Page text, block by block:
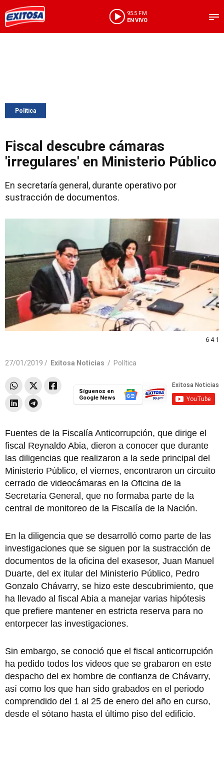
95.5 FM
EN VIVO
Política
Fiscal descubre cámaras
'irregulares' en Ministerio Público
En secretaría general, durante operativo por
sustracción de documentos.
6 4 1
27/01/2019 / Exitosa Noticias / Política
Síguenos en
Google News
Fuentes de la Fiscalía Anticorrupción, que dirige el
fiscal Reynaldo Abia, dieron a conocer que durante
las diligencias que realizaron a la sede principal del
Ministerio Público, el viernes, encontraron un circuito
cerrado de videocámaras en la Oficina de la
Secretaría General, que no formaba parte de la
central de monitoreo de la Fiscalía de la Nación.
En la diligencia que se desarrolló como parte de las
investigaciones que se siguen por la sustracción de
documentos de la oficina del exasesor, Juan Manuel
Duarte, del ex itular del Ministerio Público, Pedro
Gonzalo Chávarry, se hizo este descubrimiento, que
ha llevado al fiscal Abia a manejar varias hipótesis
que prefiere mantener en estricta reserva para no
entorpecer las investigaciones.
Sin embargo, se conoció que el fiscal anticorrupción
ha pedido todos los videos que se grabaron en este
despacho del ex hombre de confianza de Chávarry,
así como los que han sido grabados en el periodo
comprendido del 1 al 25 de enero del año en curso,
desde el sótano hasta el último piso del edificio.